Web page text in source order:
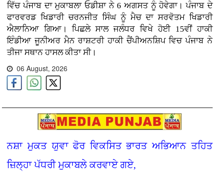
ਵਿੱਚ ਪੰਜਾਬ ਦਾ ਮੁਕਾਬਲਾ ਓਡੀਸ਼ਾ ਨੇ 6 ਅਗਸਤ ਨੂੰ ਹੋਵੇਗਾ। ਪੰਜਾਬ ਦੇ
ਫਾਰਵਰਡ ਖਿਡਾਰੀ ਚਰਨਜੀਤ ਸਿੰਘ ਨੂੰ ਮੈਚ ਦਾ ਸਰਵੋਤਮ ਖਿਡਾਰੀ
ਐਲਾਨਿਆ ਗਿਆ। ਪਿਛਲੇ ਸਾਲ ਜਲੰਧਰ ਵਿਖੇ ਹੋਈ 15ਵੀਂ ਹਾਕੀ
ਇੰਡੀਆ ਜੂਨੀਅਰ ਮੈਨ ਰਾਸ਼ਟਰੀ ਹਾਕੀ ਚੈਂਪੀਅਨਸ਼ਿਪ ਵਿਚ ਪੰਜਾਬ ਨੇ
ਤੀਜਾ ਸਥਾਨ ਹਾਸਲ ਕੀਤਾ ਸੀ।
06 August, 2026
ਨਸ਼ਾ ਮੁਕਤ ਯੁਵਾ ਫੋਰ ਵਿਕਸਿਤ ਭਾਰਤ ਅਭਿਆਨ ਤਹਿਤ
ਜ਼ਿਲ੍ਹਾ ਪੱਧਰੀ ਮੁਕਾਬਲੇ ਕਰਵਾਏ ਗਏ,